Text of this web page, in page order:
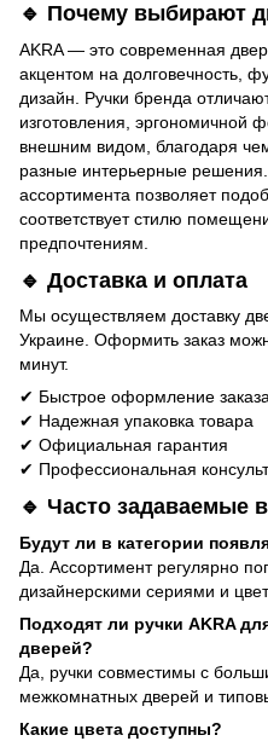
🔹 Почему выбирают
AKRA — это современная
акцентом на долговечность,
дизайн. Ручки бренда
изготовления, эргономичной
внешним видом, благодаря
разные интерьерные
ассортимента позволяет
соответствует стилю
предпочтениям.
🔹 Доставка и оплата
Мы осуществляем доставку
Украине. Оформить заказ
минут.
✔ Быстрое оформление заказа
✔ Надежная упаковка товара
✔ Официальная гарантия
✔ Профессиональная
🔹 Часто задаваемые
Будут ли в категории
Да. Ассортимент регулярно
дизайнерскими сериями и
Подходят ли ручки AKRA
дверей?
Да, ручки совместимы с
межкомнатных дверей и
Какие цвета доступны?